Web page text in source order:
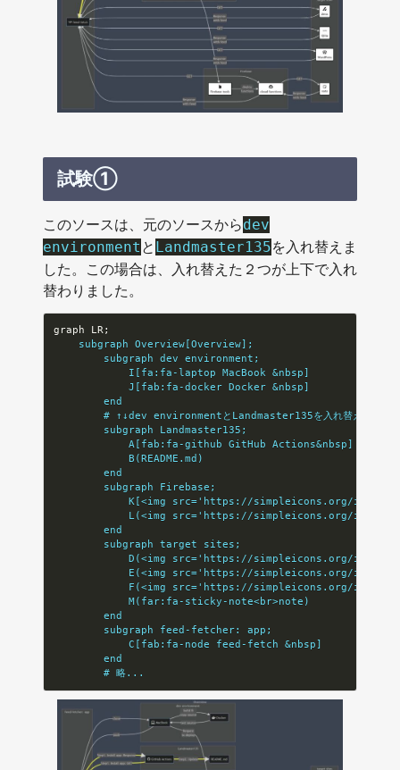
試験①
このソースは、元のソースからdev
environment と Landmaster135を入れ替えま
した。この場合は、入れ替えた２つが上下で入れ
替わりました。
    subgraph Overview[Overview];
        subgraph dev environment;
            I[fa:fa-laptop MacBook &nbsp]
            J[fab:fa-docker Docker &nbsp]
        end
        # ↑↓dev environmentとLandmaster135を入れ替えた。
        subgraph Landmaster135;
            A[fab:fa-github GitHub Actions&nbsp]
            B(README.md)
        end
        subgraph Firebase;
K[<img src='https://simpleicons.org/icons/
L(<img src='https://simpleicons.org/
        end
        subgraph target sites;
D(<img src='https://simpleicons.org/icons/
E(<img src='https://simpleicons.org/icons/
F(<img src='https://simpleicons.org/icons/
            M(far:fa-sticky-note<br>note)
        end
        subgraph feed-fetcher: app;
            C[fab:fa-node feed-fetch &nbsp]
        end
        # 略...